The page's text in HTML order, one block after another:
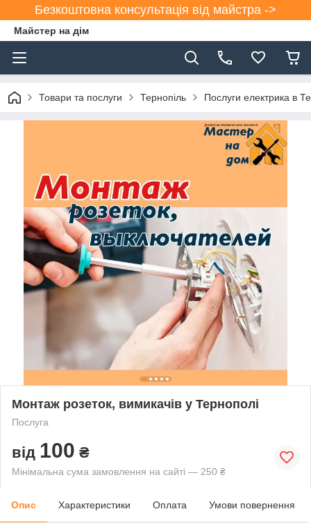
Безкоштовна консультація від майстра ->
Майстер на дім
Товари та послуги Тернопіль Послуги електрика в
Монтаж розеток, вимикачів у Тернополі
Послуга
від 100 ₴
Мінімальна сума замовлення на сайті — 250 ₴
Опис Характеристики Оплата Умови повернення